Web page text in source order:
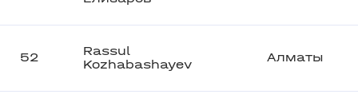
52
Rassul
Kozhabashayev
Алматы